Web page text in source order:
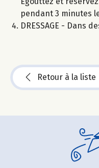
pendant 3 minutes
DRESSAGE - Dans
Retour à la liste